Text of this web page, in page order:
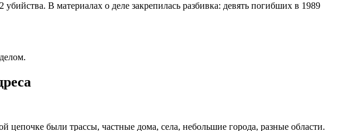
В материалах о деле закрепилась разбивка: девять погибших в 1989
были трассы, частные дома, села, небольшие города, разные области.